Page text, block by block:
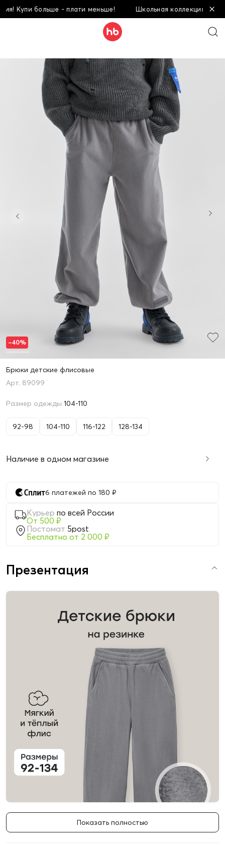
Купи больше - плати меньше! Школьная коллекция! Купи
Брюки детские флисовые
89099
Размер одежды 104-110
92-98 104-110 116-122 128-134
Наличие в одном магазине
6 платежей по 180 ₽
Курьер по всей России
От 500 ₽
Постомат 5post
Бесплатно от 2 000 ₽
–40%
Презентация
Показать полностью